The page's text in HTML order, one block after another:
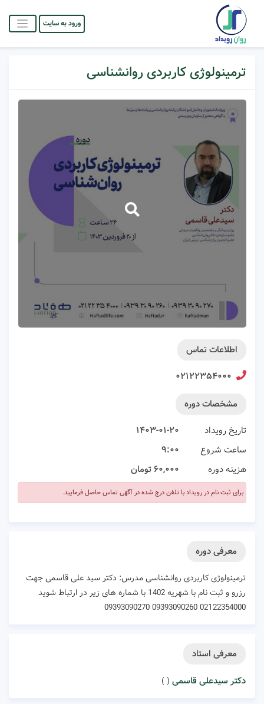
ورود به سایت
ترمینولوژی کاربردی روانشناسی
اطلاعات تماس
۰۲۱۲۲۳۵۴۰۰۰
مشخصات دوره
تاریخ رویداد
۱۴۰۳-۰۱-۲۰
ساعت شروع
۹:۰۰
هزینه دوره
۶۰,۰۰۰ تومان
برای ثبت نام در رویداد با تلفن درج شده در آگهی تماس حاصل فرمایید.
معرفی دوره
ترمینولوژی کاربردی روانشناسی مدرس: دکتر سید علی قاسمی جهت
رزرو و ثبت نام با شهریه 1402 با شماره های زیر در ارتباط شوید
02122354000 09393090260 09393090270
معرفی استاد
دکتر سیدعلی قاسمی ( )